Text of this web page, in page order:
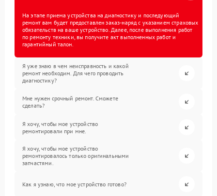
На этапе приема устройства на диагностику и последующий
ремонт вам будет предоставлен заказ-наряд с указанием страховых
обязательств на ваше устройство. Далее, после выполнения работ
по ремонту техники, вы получите акт выполненных работ и
гарантийный талон.
Я уже знаю в чем неисправность и какой
ремонт необходим. Для чего проводить
диагностику?
Мне нужен срочный ремонт. Сможете
сделать?
Я хочу, чтобы мое устройство
ремонтировали при мне.
Я хочу, чтобы мое устройство
ремонтировалось только оригинальными
запчастями.
Как я узнаю, что мое устройство готово?